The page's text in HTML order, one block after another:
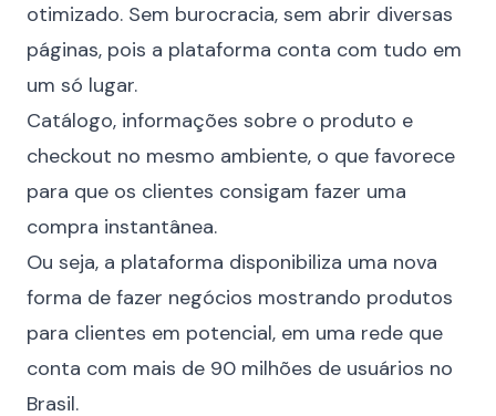
otimizado. Sem burocracia, sem abrir diversas
páginas, pois a plataforma conta com tudo em
um só lugar.
Catálogo, informações sobre o produto e
checkout no mesmo ambiente, o que favorece
para que os clientes consigam fazer uma
compra instantânea.
Ou seja, a plataforma disponibiliza uma nova
forma de fazer negócios mostrando produtos
para clientes em potencial, em uma rede que
conta com mais de 90 milhões de usuários no
Brasil.